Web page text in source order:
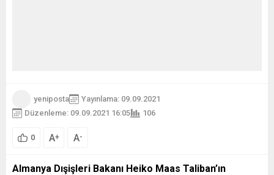
yeniposta
Yayınlama: 09.09.2021
Düzenleme: 09.09.2021 16:05
106
0 A+ A-
Almanya Dışişleri Bakanı Heiko Maas Taliban’ın